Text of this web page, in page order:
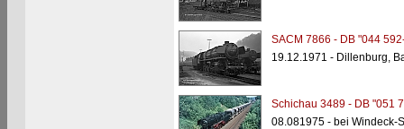
SACM 7866 - DB "044
19.12.1971 - Dillenburg,
Schichau 3489 - DB "051
08.081975 - bei Windeck-